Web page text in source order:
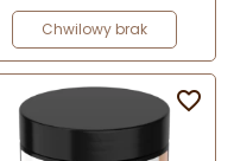
Chwilowy brak
